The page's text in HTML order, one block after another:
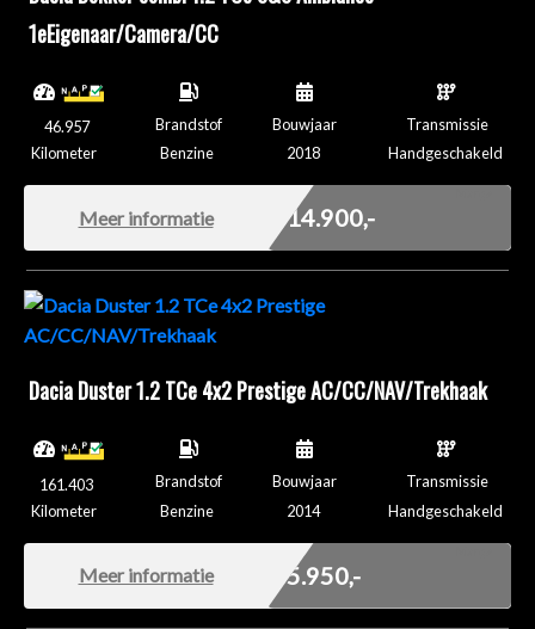
1eEigenaar/Camera/CC
46.957
Kilometer
Brandstof
Benzine
Bouwjaar
2018
Transmissie
Handgeschakeld
Meer informatie € 14.900,-
Dacia Duster 1.2 TCe 4x2 Prestige AC/CC/NAV/Trekhaak
161.403
Kilometer
Brandstof
Benzine
Bouwjaar
2014
Transmissie
Handgeschakeld
Meer informatie € 5.950,-